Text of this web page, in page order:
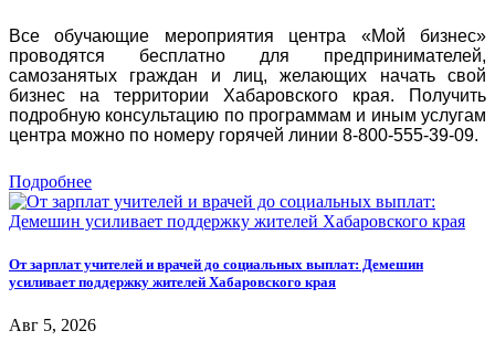
Все обучающие мероприятия центра «Мой бизнес»
проводятся бесплатно для предпринимателей,
самозанятых граждан и лиц, желающих начать свой
бизнес на территории Хабаровского края. Получить
подробную консультацию по программам и иным услугам
центра можно по номеру горячей линии 8-800-555-39-09.
Подробнее
От зарплат учителей и врачей до социальных выплат: Демешин
усиливает поддержку жителей Хабаровского края
Авг 5, 2026